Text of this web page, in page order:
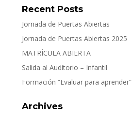
Recent Posts
Jornada de Puertas Abiertas
Jornada de Puertas Abiertas 2025
MATRÍCULA ABIERTA
Salida al Auditorio – Infantil
Formación “Evaluar para aprender”
Archives